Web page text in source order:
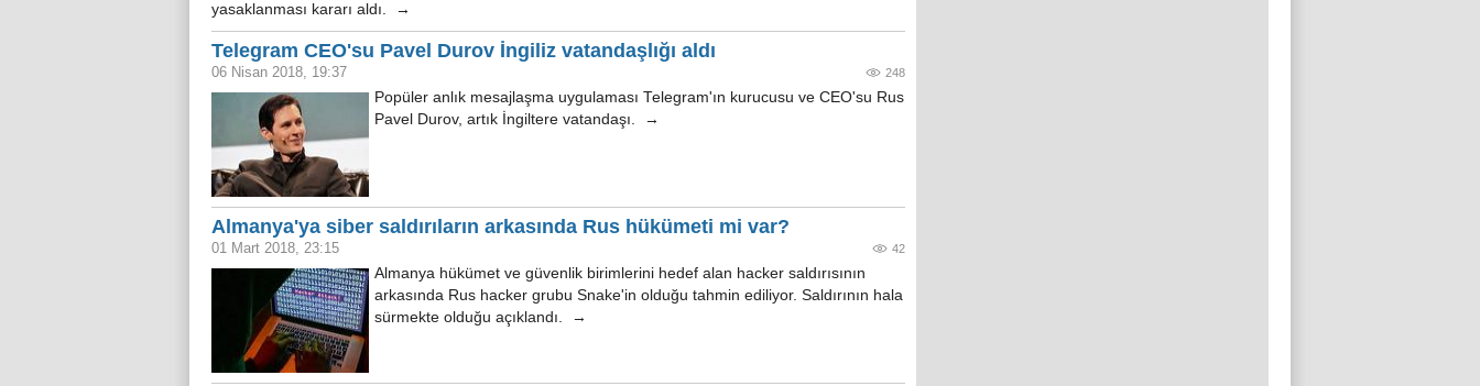
yasaklanması kararı aldı. →
Telegram CEO'su Pavel Durov İngiliz vatandaşlığı aldı
06 Nisan 2018, 19:37 248
Popüler anlık mesajlaşma uygulaması Telegram'ın kurucusu ve CEO'su Rus
Pavel Durov, artık İngiltere vatandaşı. →
Almanya'ya siber saldırıların arkasında Rus hükümeti mi var?
01 Mart 2018, 23:15 42
Almanya hükümet ve güvenlik birimlerini hedef alan hacker saldırısının
arkasında Rus hacker grubu Snake'in olduğu tahmin ediliyor. Saldırının hala
sürmekte olduğu açıklandı. →